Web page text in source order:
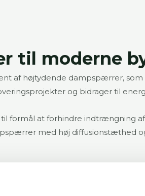
til moderne
af højtydende dampspærrer,
og bidrager til
at forhindre indtrængning
med høj diffusionstæthed
hvilket giver en
både varme og kolde sider af